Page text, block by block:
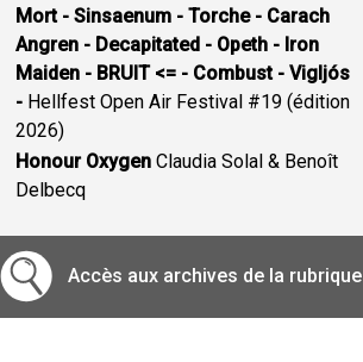
Mort - Sinsaenum - Torche - Carach
Angren - Decapitated - Opeth - Iron
Maiden - BRUIT <= - Combust - Vigljós
- Hellfest Open Air Festival #19 (édition
2026)
Honour Oxygen Claudia Solal & Benoît
Delbecq
Accès aux archives de la rubrique